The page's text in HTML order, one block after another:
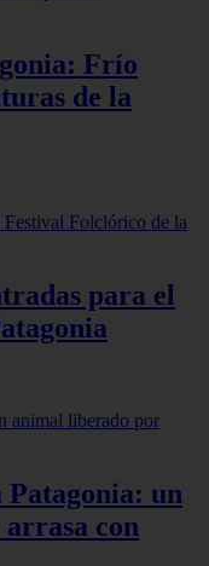
Frío
de la
para el
Patagonia: un
con